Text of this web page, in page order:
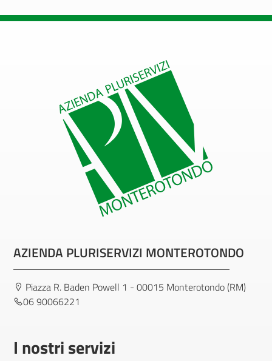
AZIENDA PLURISERVIZI MONTEROTONDO
Piazza R. Baden Powell 1 - 00015 Monterotondo (RM)
06 90066221
I nostri servizi